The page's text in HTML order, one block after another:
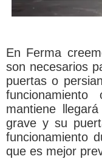
En Ferma
son necesarios
puertas o
mantiene
grave y su
funcionamiento
que es mejor